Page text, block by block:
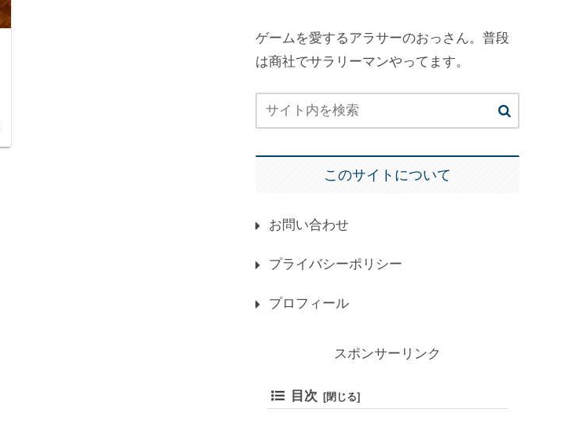
ゲームを愛するアラサーのおっさん。普段
は商社でサラリーマンやってます。
このサイトについて
お問い合わせ
プライバシーポリシー
プロフィール
スポンサーリンク
目次